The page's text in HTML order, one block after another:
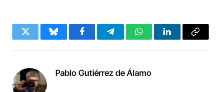
Twitter BlueskyFacebookTelegramWhatsAppLinkedInCopy
Pablo Gutiérrez de Álamo